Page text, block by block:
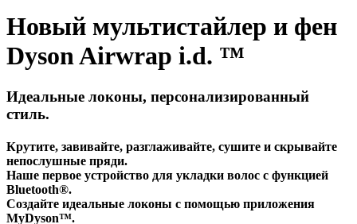
Новый мультистайлер и фен
Dyson Airwrap i.d. ™
Идеальные локоны, персонализированный
стиль.
Крутите, завивайте, разглаживайте, сушите и скрывайте
непослушные пряди.
Наше первое устройство для укладки волос с функцией
Bluetooth®.
Создайте идеальные локоны с помощью приложения
MyDyson™.